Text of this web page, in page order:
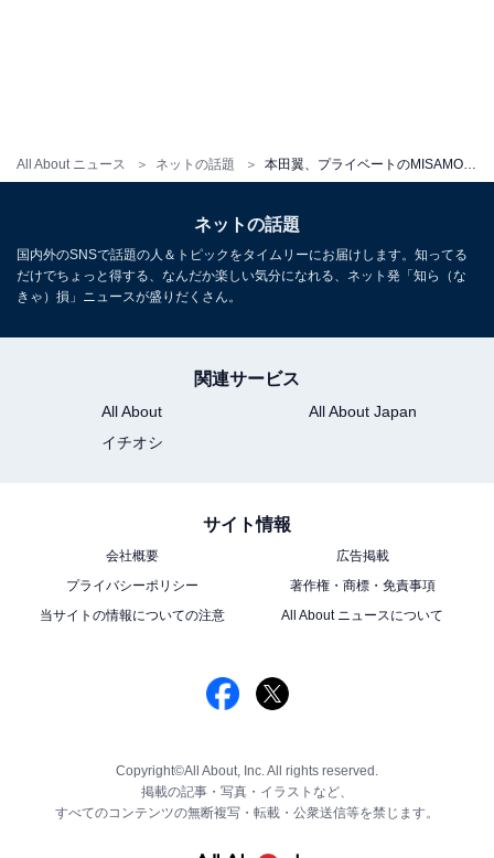
All About ニュース ネットの話題 本田翼、プライベートのMISAMO“推し活”ショット公開もシュールな構図に近藤春菜は苦言!? 「言い得て妙」
ネットの話題
国内外のSNSで話題の人＆トピックをタイムリーにお届けします。知ってる
だけでちょっと得する、なんだか楽しい気分になれる、ネット発「知ら（な
きゃ）損」ニュースが盛りだくさん。
関連サービス
All About
All About Japan
イチオシ
サイト情報
会社概要
広告掲載
プライバシーポリシー
著作権・商標・免責事項
当サイトの情報についての注意
All About ニュースについて
Copyright©All About, Inc. All rights reserved.
掲載の記事・写真・イラストなど、
すべてのコンテンツの無断複写・転載・公衆送信等を禁じます。